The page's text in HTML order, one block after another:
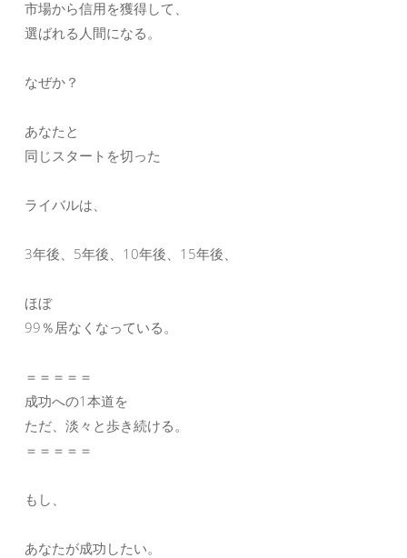
市場から信用を獲得して、
選ばれる人間になる。
なぜか？
あなたと
同じスタートを切った
ライバルは、
3年後、5年後、10年後、15年後、
ほぼ
99％居なくなっている。
＝＝＝＝＝
成功への1本道を
ただ、淡々と歩き続ける。
＝＝＝＝＝
もし、
あなたが成功したい。